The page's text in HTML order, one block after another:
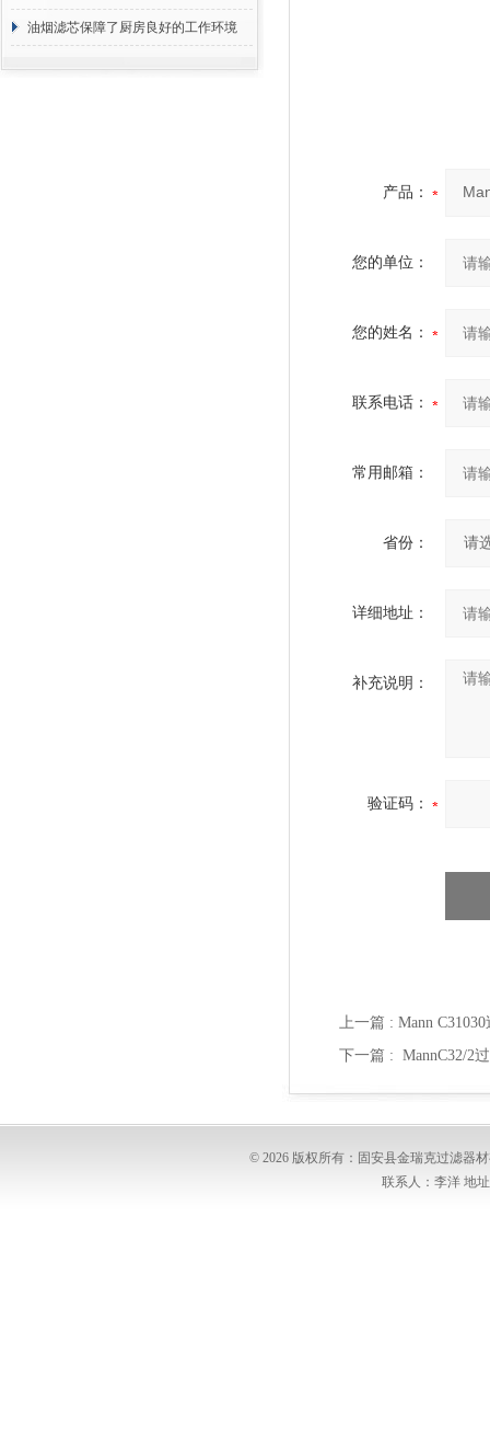
断
油烟滤芯保障了厨房良好的工作环境
产品：
您的单位：
您的姓名：
联系电话：
常用邮箱：
省份：
详细地址：
补充说明：
验证码：
上一篇 : Mann
下一篇 : MannC32/2
© 2026 版权所有：固安县金瑞克过滤器
联系人：李洋 地